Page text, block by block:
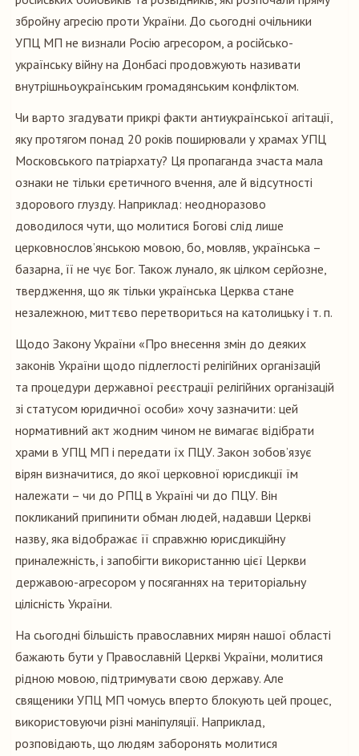
збройну агресію проти України. До сьогодні очільники
УПЦ МП не визнали Росію агресором, а російсько-
українську війну на Донбасі продовжують називати
внутрішньоукраїнським громадянським конфліктом.
Чи варто згадувати прикрі факти антиукраїнської агітації,
яку протягом понад 20 років поширювали у храмах УПЦ
Московського патріархату? Ця пропаганда зчаста мала
ознаки не тільки єретичного вчення, але й відсутності
здорового глузду. Наприклад: неодноразово
доводилося чути, що молитися Богові слід лише
церковнослов’янською мовою, бо, мовляв, українська –
базарна, її не чує Бог. Також лунало, як цілком серйозне,
твердження, що як тільки українська Церква стане
незалежною, миттєво перетвориться на католицьку і т. п.
Щодо Закону України «Про внесення змін до деяких
законів України щодо підлеглості релігійних організацій
та процедури державної реєстрації релігійних організацій
зі статусом юридичної особи» хочу зазначити: цей
нормативний акт жодним чином не вимагає відібрати
храми в УПЦ МП і передати їх ПЦУ. Закон зобов’язує
вірян визначитися, до якої церковної юрисдикції їм
належати – чи до РПЦ в Україні чи до ПЦУ. Він
покликаний припинити обман людей, надавши Церкві
назву, яка відображає її справжню юрисдикційну
приналежність, і запобігти використанню цієї Церкви
державою-агресором у посяганнях на територіальну
цілісність України.
На сьогодні більшість православних мирян нашої області
бажають бути у Православній Церкві України, молитися
рідною мовою, підтримувати свою державу. Але
священики УПЦ МП чомусь вперто блокують цей процес,
використовуючи різні маніпуляції. Наприклад,
розповідають, що людям заборонять молитися